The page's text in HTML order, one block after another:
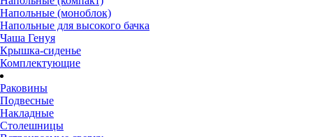
Напольные (моноблок)
Напольные для высокого бачка
Чаша Генуя
Крышка-сиденье
Комплектующие
Раковины
Подвесные
Накладные
Столешницы